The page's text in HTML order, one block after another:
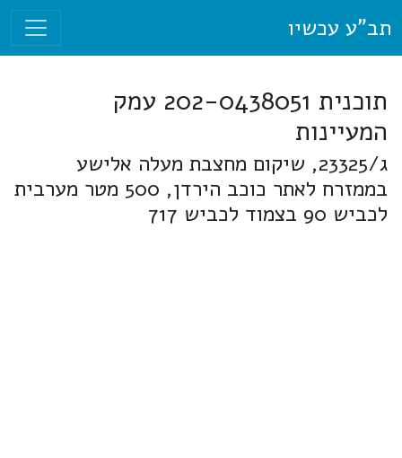
תב"ע עכשיו
תוכנית 202-0438051 עמק
המעיינות
ג/23325, שיקום מחצבת מעלה אלישע
בממזרח לאתר כוכב הירדן, 500 מטר מערבית
לכביש 90 בצמוד לכביש 717